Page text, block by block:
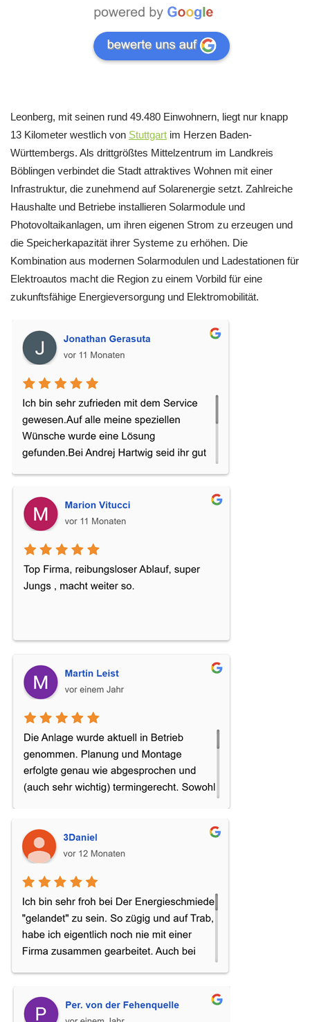
Leonberg, mit seinen rund 49.480 Einwohnern, liegt nur knapp
13 Kilometer westlich von Stuttgart im Herzen Baden-
Württembergs. Als drittgrößtes Mittelzentrum im Landkreis
Böblingen verbindet die Stadt attraktives Wohnen mit einer
Infrastruktur, die zunehmend auf Solarenergie setzt. Zahlreiche
Haushalte und Betriebe installieren Solarmodule und
Photovoltaikanlagen, um ihren eigenen Strom zu erzeugen und
die Speicherkapazität ihrer Systeme zu erhöhen. Die
Kombination aus modernen Solarmodulen und Ladestationen für
Elektroautos macht die Region zu einem Vorbild für eine
zukunftsfähige Energieversorgung und Elektromobilität.